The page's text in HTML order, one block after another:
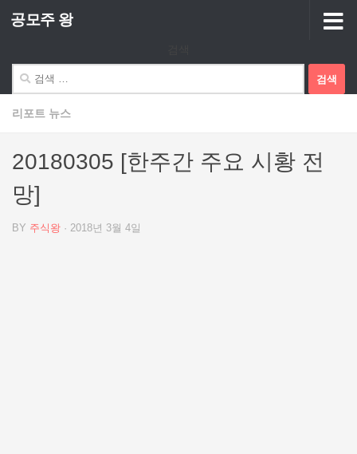
Skip to content
공모주 왕
색:
리포트 뉴스
20180305 [한주간 주요 시황 전
망]
BY 주식왕 · 2018년 3월 4일